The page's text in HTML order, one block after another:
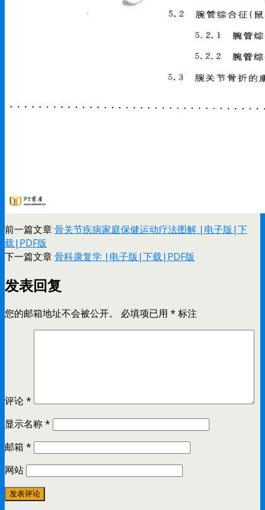
前一篇文章骨关节疾病家庭保健运动疗法图解 |电子版|下
载|PDF版
下一篇文章​骨科康复学 |电子版|下载|PDF版
发表回复
您的邮箱地址不会被公开。 必填项已用 * 标注
评论*
显示名称*
邮箱 *
网站